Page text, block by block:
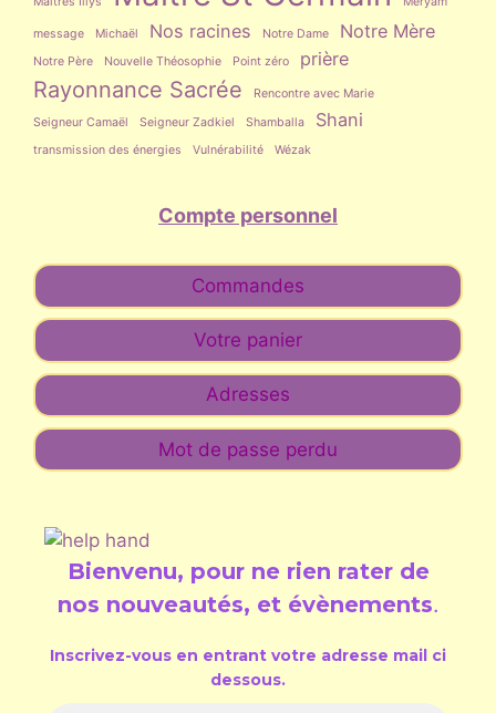
message Michaël Nos racines Notre Dame Notre Mère
Notre Père Nouvelle Théosophie Point zéro prière
Rayonnance Sacrée
Rencontre avec Marie
Seigneur Camaël
Seigneur Zadkiel Shamballa Shani
transmission des énergies Vulnérabilité Wézak
Compte personnel
Commandes
Votre panier
Adresses
Mot de passe perdu
Bienvenu, pour ne rien rater de
nos nouveautés, et évènements.
Inscrivez-vous en entrant votre adresse mail ci
dessous.